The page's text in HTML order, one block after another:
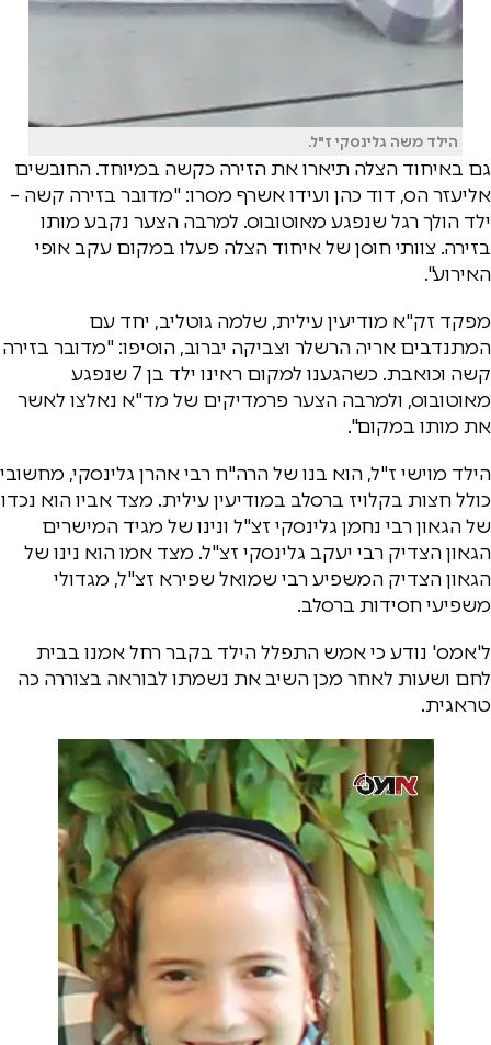
הילד משה גלינסקי ז"ל.
גם באיחוד הצלה תיארו את הזירה כקשה במיוחד. החובשים
אליעזר הס, דוד כהן ועידו אשרף מסרו: "מדובר בזירה קשה –
ילד הולך רגל שנפגע מאוטובוס. למרבה הצער נקבע מותו
בזירה. צוותי חוסן של איחוד הצלה פעלו במקום עקב אופי
האירוע".
מפקד זק"א מודיעין עילית, שלמה גוטליב, יחד עם
המתנדבים אריה הרשלר וצביקה יברוב, הוסיפו: "מדובר בזירה
קשה וכואבת. כשהגענו למקום ראינו ילד בן 7 שנפגע
מאוטובוס, ולמרבה הצער פרמדיקים של מד"א נאלצו לאשר
את מותו במקום".
הילד מוישי ז"ל, הוא בנו של הרה"ח רבי אהרן גלינסקי, מחשובי
כולל חצות בקלויז ברסלב במודיעין עילית. מצד אביו הוא נכדו
של הגאון רבי נחמן גלינסקי זצ"ל ונינו של מגיד המישרים
הגאון הצדיק רבי יעקב גלינסקי זצ"ל. מצד אמו הוא נינו של
הגאון הצדיק המשפיע רבי שמואל שפירא זצ"ל, מגדולי
משפיעי חסידות ברסלב.
ל'אמס' נודע כי אמש התפלל הילד בקבר רחל אמנו בבית
לחם ושעות לאחר מכן השיב את נשמתו לבוראה בצוררה כה
טראגית.